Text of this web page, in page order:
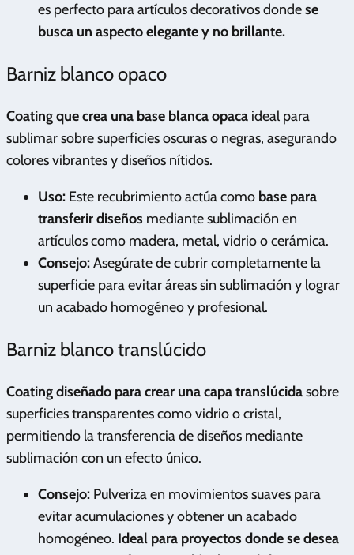
es perfecto para artículos decorativos dondese
busca un aspecto elegante y no brillante.
Barniz blanco opaco
Coating que crea una base blanca opaca ideal para
sublimar sobre superficies oscuras o negras, asegurando
colores vibrantes y diseños nítidos.
Uso: Este recubrimiento actúa como base para
transferir diseños mediante sublimación en
artículos como madera, metal, vidrio o cerámica.
Consejo:Asegúrate de cubrir completamente la
superficie para evitar áreas sin sublimación y lograr
un acabado homogéneo y profesional.
Barniz blanco translúcido
Coating diseñado para crear una capa translúcidasobre
superficies transparentes como vidrio o cristal,
permitiendo la transferencia de diseños mediante
sublimación con un efecto único.
Consejo: Pulveriza en movimientos suaves para
evitar acumulaciones y obtener un acabado
homogéneo. Ideal para proyectos donde se desea